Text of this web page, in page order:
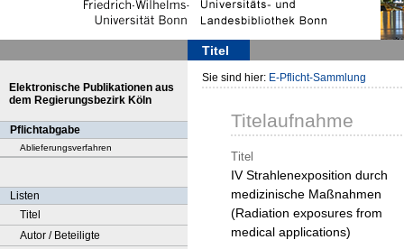
Titel
Elektronische Publikationen aus
dem Regierungsbezirk Köln
Pflichtabgabe
Ablieferungsverfahren
Listen
Titel
Autor / Beteiligte
Sie sind hier: E-Pflicht-Sammlung
Titelaufnahme
Titel
IV Strahlenexposition durch
medizinische Maßnahmen
(Radiation exposures from
medical applications)